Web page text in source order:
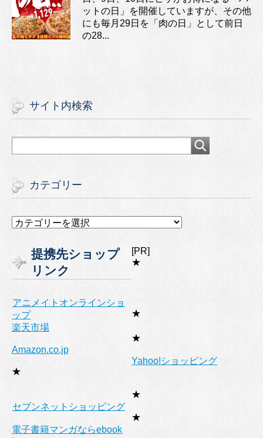
ットの日」を開催していますが、その他
にも毎月29日を「肉の日」として前日
の28...
サイト内検索
カテゴリー
カ
リ
ー
提携先ショップ
リンク
[PR]
★
アニメイトオンラインショ
ップ
★
楽天市場
★
Amazon.co.jp
★
Yahoo!ショッピング
★
セブンネットショッピング
★
電子書籍マンガならebook